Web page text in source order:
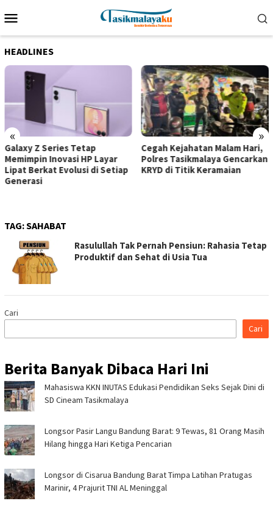
ke
Mobile
HEADLINES
« »
Galaxy Z Series Tetap
Memimpin Inovasi HP Layar
Lipat Berkat Evolusi di Setiap
Generasi
Cegah Kejahatan Malam Hari,
Polres Tasikmalaya Gencarkan
KRYD di Titik Keramaian
TAG:SAHABAT
Rasulullah Tak Pernah Pensiun: Rahasia Tetap
Produktif dan Sehat di Usia Tua
Cari
Cari
Berita Banyak Dibaca Hari Ini
Mahasiswa KKN INUTAS Edukasi Pendidikan Seks Sejak Dini di
SD Cineam Tasikmalaya
Longsor Pasir Langu Bandung Barat: 9 Tewas, 81 Orang Masih
Hilang hingga Hari Ketiga Pencarian
Longsor di Cisarua Bandung Barat Timpa Latihan Pra­tugas
Marinir, 4 Prajurit TNI AL Meninggal